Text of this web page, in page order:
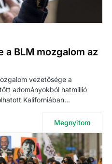
a BLM mozgalom az
vezetősége a
adományokból hatmillió
Kaliforniában…
Megnyitom